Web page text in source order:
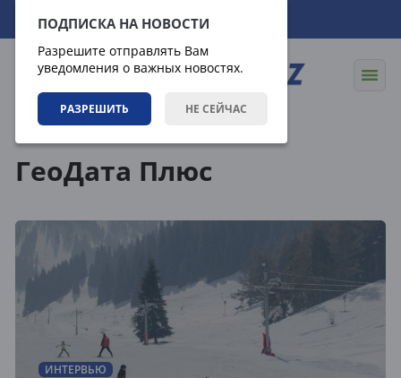
ПОДПИСКА НА НОВОСТИ
Разрешите отправлять Вам
уведомления о важных новостях.
РАЗРЕШИТЬ НЕ СЕЙЧАС
07.08.2026 23:03:34
ГеоДата Плюс
ИНТЕРВЬЮ